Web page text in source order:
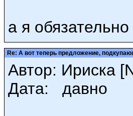
а я
Re: А вот теперь предложение,
Автор: Ириска
Дата: давно